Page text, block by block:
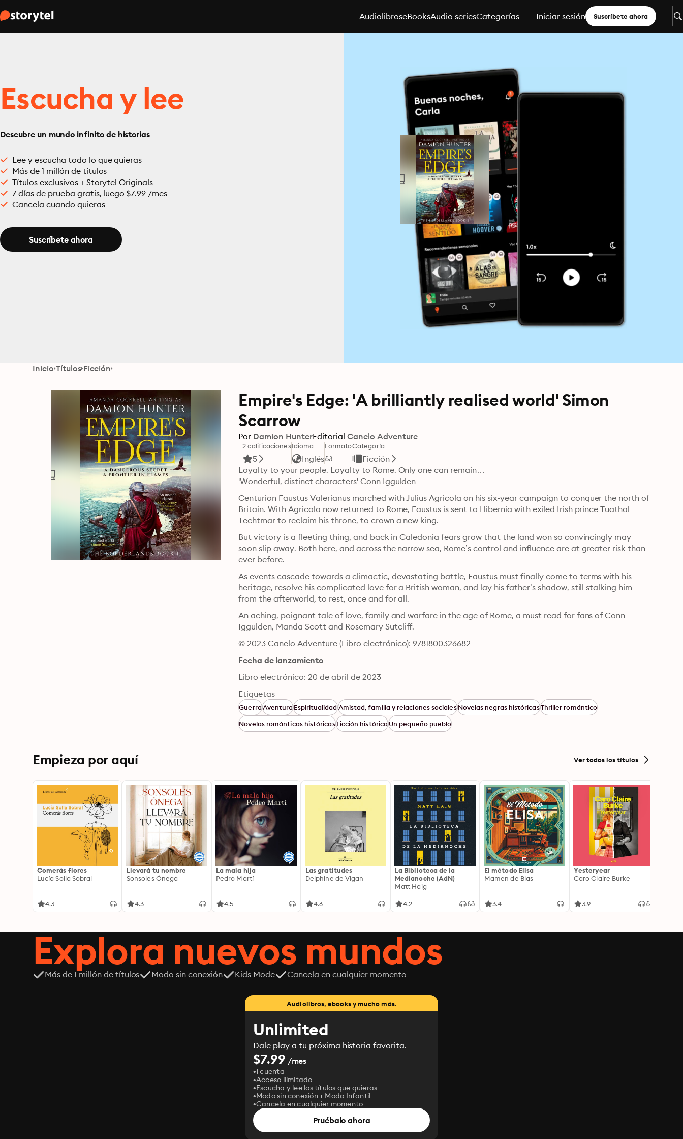
AudiolibroseBooksAudio seriesCategorías Iniciar sesión Suscríbete ahora
Escucha y lee
Descubre un mundo infinito de historias
Lee y escucha todo lo que quieras
Más de 1 millón de títulos
Títulos exclusivos + Storytel Originals
7 días de prueba gratis, luego $7.99 /mes
Cancela cuando quieras
Suscríbete ahora
Inicio Títulos Ficción
Empire's Edge: 'A brilliantly realised world' Simon
Scarrow
Por Damion HunterEditorial Canelo Adventure
2 calificaciones
5
Idioma
Inglés
FormatoCategoría
Ficción
Loyalty to your people. Loyalty to Rome. Only one can remain…
'Wonderful, distinct characters' Conn Iggulden
Centurion Faustus Valerianus marched with Julius Agricola on his six-year campaign to conquer the north of
Britain. With Agricola now returned to Rome, Faustus is sent to Hibernia with exiled Irish prince Tuathal
Techtmar to reclaim his throne, to crown a new king.
But victory is a fleeting thing, and back in Caledonia fears grow that the land won so convincingly may
soon slip away. Both here, and across the narrow sea, Rome’s control and influence are at greater risk than
As events cascade towards a climactic, devastating battle, Faustus must finally come to terms with his
heritage, resolve his complicated love for a British woman, and lay his father’s shadow, still stalking him
An aching, poignant tale of love, family and warfare in the age of Rome, a must read for fans of Conn
Iggulden, Manda Scott and Rosemary Sutcliff.
© 2023 Canelo Adventure (Libro electrónico): 9781800326682
Fecha de lanzamiento
Libro electrónico: 20 de abril de 2023
Etiquetas
GuerraAventuraEspiritualidadAmistad, familia y relaciones socialesNovelas negras históricasThriller romántico
Novelas románticas históricasFicción históricaUn pequeño pueblo
Empieza por aquí Ver todos los títulos
Comerás flores
Lucía Solla Sobral
4.3
Llevará tu nombre
Sonsoles Ónega
4.3
La mala hija
Pedro Martí
4.5
Las gratitudes
Delphine de Vigan
4.6
La Biblioteca de la
Medianoche (AdN)
Matt Haig
4.2
El método Elisa
Mamen de Blas
3.4
Yesteryear
Caro Claire Burke
3.9
Explora nuevos mundos
Más de 1 millón de títulos Modo sin conexión Kids Mode Cancela en cualquier momento
Audiolibros, ebooks y mucho más.
Unlimited
Dale play a tu próxima historia favorita.
$7.99 /mes
1 cuenta
Acceso ilimitado
Escucha y lee los títulos que quieras
Modo sin conexión + Modo Infantil
Cancela en cualquier momento
Pruébalo ahora